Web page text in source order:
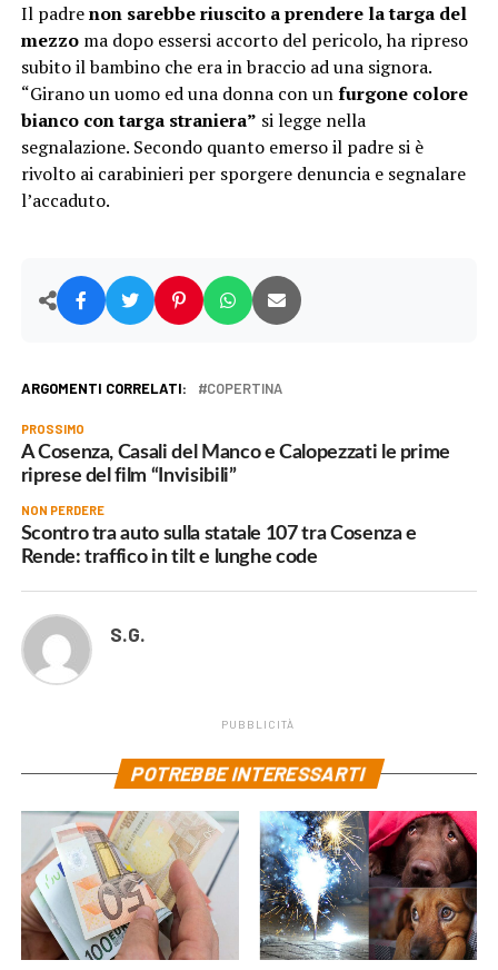
Il padrenon sarebbe riuscito a prendere la targa del
mezzoma dopo essersi accorto del pericolo, ha ripreso
subito il bambino che era in braccio ad una signora.
“Girano un uomo ed una donna con unfurgone colore
bianco con targa straniera” si legge nella
segnalazione. Secondo quanto emerso il padre si è
rivolto ai carabinieri per sporgere denuncia e segnalare
l’accaduto.
ARGOMENTI CORRELATI: COPERTINA
PROSSIMO
A Cosenza, Casali del Manco e Calopezzati le prime
riprese del film “Invisibili”
NON PERDERE
Scontro tra auto sulla statale 107 tra Cosenza e
Rende: traffico in tilt e lunghe code
S.G.
PUBBLICITÀ
POTREBBE INTERESSARTI